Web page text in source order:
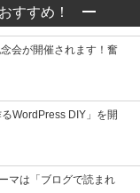
すすめ！
会が開催されます！奮
WordPress DIY」を開
マは「ブログで読まれ